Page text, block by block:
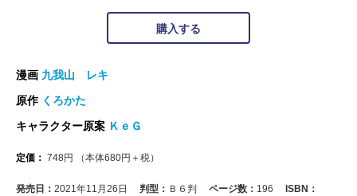
購入する
漫画 九我山 レキ
原作 くろかた
キャラクター原案 ＫｅＧ
定価： 748円 （本体680円＋税）
発売日： 2021年11月26日 判型： Ｂ６判 ページ数： 196 ISBN：